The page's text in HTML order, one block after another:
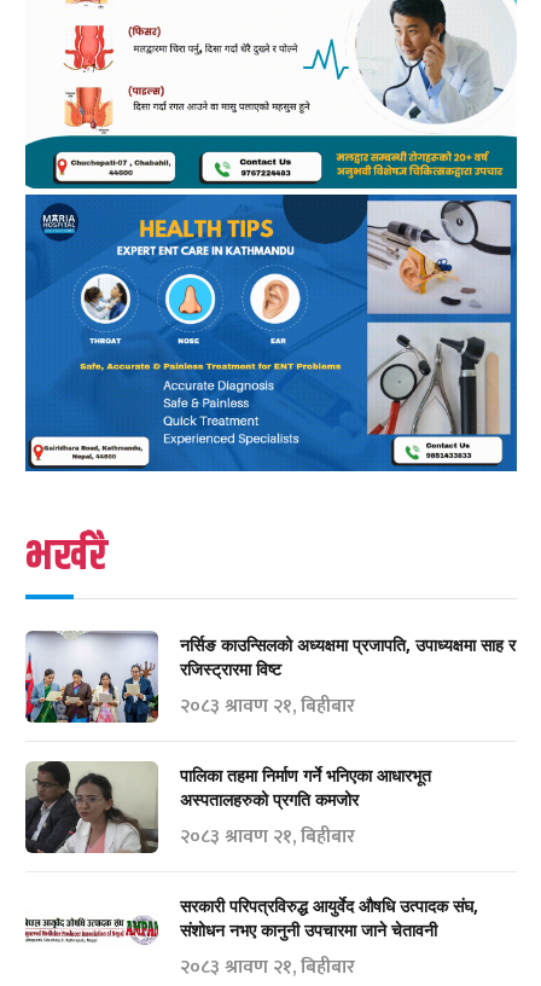
भर्खरै
नर्सिङ काउन्सिलको अध्यक्षमा प्रजापति, उपाध्यक्षमा साह र
रजिस्ट्रारमा विष्ट
२०८३ श्रावण २१, बिहीबार
पालिका तहमा निर्माण गर्ने भनिएका आधारभूत
अस्पतालहरुको प्रगति कमजोर
२०८३ श्रावण २१, बिहीबार
सरकारी परिपत्रविरुद्ध आयुर्वेद औषधि उत्पादक संघ,
संशोधन नभए कानुनी उपचारमा जाने चेतावनी
२०८३ श्रावण २१, बिहीबार